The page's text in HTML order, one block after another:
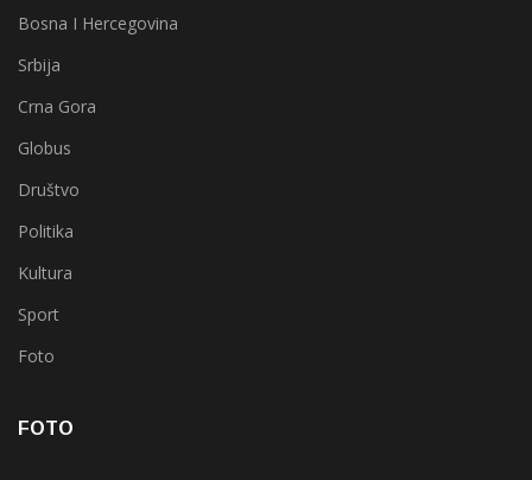
Bosna I Hercegovina
Srbija
Crna Gora
Globus
Društvo
Politika
Kultura
Sport
Foto
FOTO